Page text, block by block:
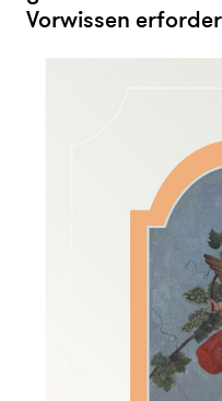
Vorwissen